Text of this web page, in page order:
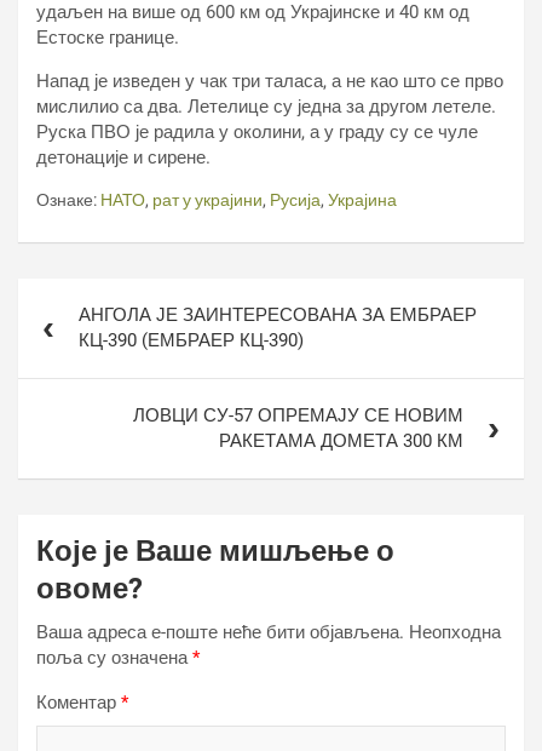
удаљен на више од 600 км од Украјинске и 40 км од
Естоске границе.
Напад је изведен у чак три таласа, а не као што се прво
мислилио са два. Летелице су једна за другом летеле.
Руска ПВО је радила у околини, а у граду су се чуле
детонације и сирене.
Ознаке: НАТО, рат у украјини, Русија, Украјина
чланкаАНГОЛА ЈЕ ЗАИНТЕРЕСОВАНА ЗА ЕМБРАЕР
КЦ-390 (ЕМБРАЕР КЦ-390)
ЛОВЦИ СУ-57 ОПРЕМАЈУ СЕ НОВИМ
РАКЕТАМА ДОМЕТА 300 КМ
Које је Ваше мишљење о
овоме?
Ваша адреса е-поште неће бити објављена. Неопходна
поља су означена*
Коментар *